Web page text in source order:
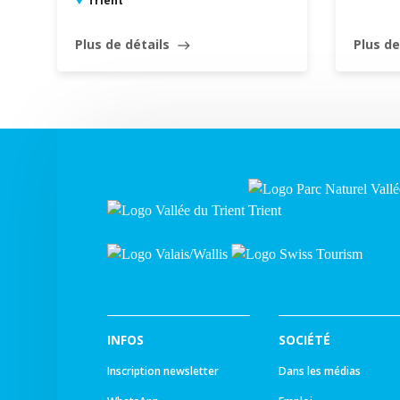
Plus de détails east Plus
INFOS
Inscription newsletter
SOCIÉTÉ
Dans les médias